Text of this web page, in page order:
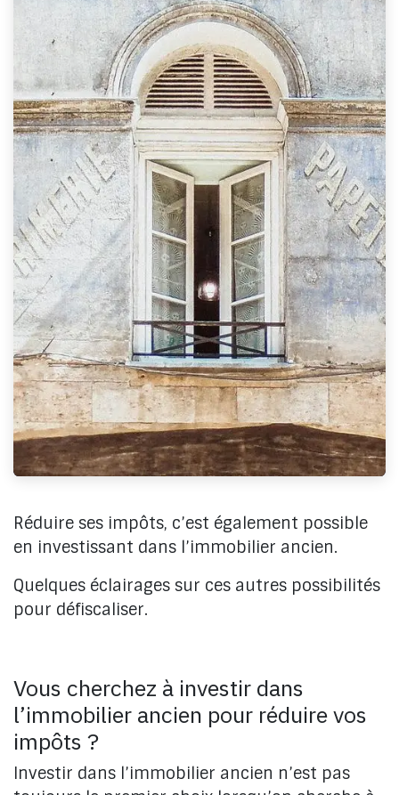
Réduire ses impôts, c’est également possible
en investissant dans l’immobilier ancien.
Quelques éclairages sur ces autres possibilités
pour défiscaliser.
Vous cherchez à investir dans
l’immobilier ancien pour réduire vos
impôts ?
Investir dans l’immobilier ancien n’est pas